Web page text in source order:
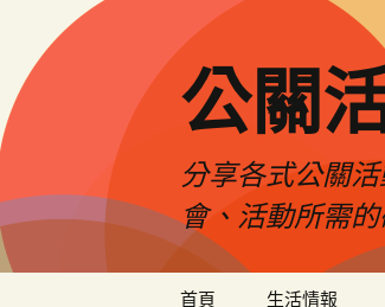
公關
分享各式公關
會、活動所需
首頁 生活情報